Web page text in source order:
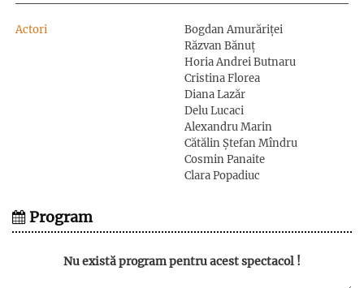
Actori
Bogdan Amurăriței
Răzvan Bănuț
Horia Andrei Butnaru
Cristina Florea
Diana Lazăr
Delu Lucaci
Alexandru Marin
Cătălin Ștefan Mîndru
Cosmin Panaite
Clara Popadiuc
Program
Nu există program pentru acest spectacol !